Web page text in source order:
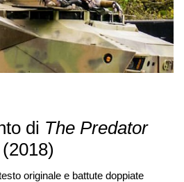
di The Predator
(2018)
originale e battute doppiate